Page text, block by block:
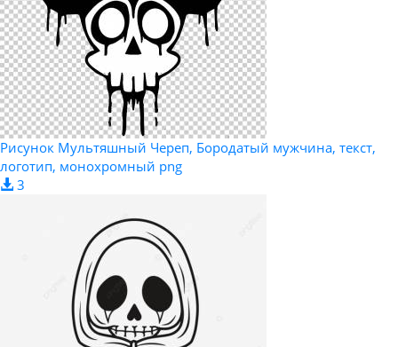
Рисунок Мультяшный Череп, Бородатый мужчина, текст,
логотип, монохромный png
3